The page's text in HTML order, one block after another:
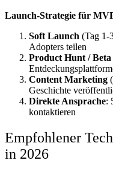
Launch-Strategie für
Soft Launch (Tag 1-
Adopters teilen
Product Hunt /
Content Marketing
Geschichte
Direkte Ansprache:
kontaktieren
Empfohlener
in 2026